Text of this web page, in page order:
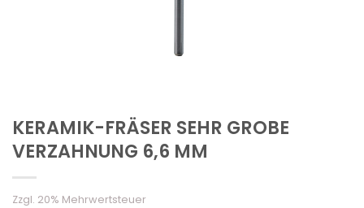
KERAMIK-FRÄSER SEHR GROBE
VERZAHNUNG 6,6 MM
Zzgl. 20% Mehrwertsteuer